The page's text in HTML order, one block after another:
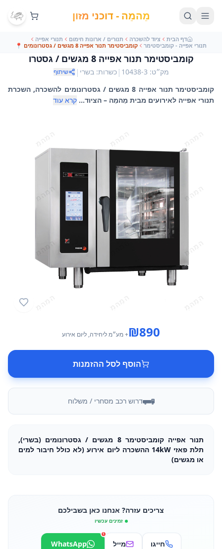
מֵהמֵה - דוכני מזון
דף הבית ציוד להשכרה תנורים / ארונות חימום
תנורי אפייה
תנורי אפייה - קומביסטימר
קומביסטימר תנור אפייה 8 מגשים / גסטרונומים 📍
קומביסטימר תנור אפייה 8 מגשים / גסטרו
מק״ט:
10438-3
|כשרות:בשרי | שיתוף
קומביסטימר תנור אפייה 8 מגשים / גסטרונומים להשכרה, השכרת
תנורי אפייה לאירועים מבית מֵהמֵה – הציוד... קרא עוד
₪890 + מע״מליחידה, ליום אירוע
הוסף לסל ההזמנות
דרוש רכב מסחרי / משלוח
תנור אפייה קומביסטימר 8 מגשים / גסטרונומים (בשרי),
תלת פאזי 14kW ההשכרה ליום אירוע (לא כולל חיבור למים
או מגשים)
צריכים עזרה? אנחנו כאן בשבילכם
זמינים עכשיו
חייגו מייל WhatsApp
1